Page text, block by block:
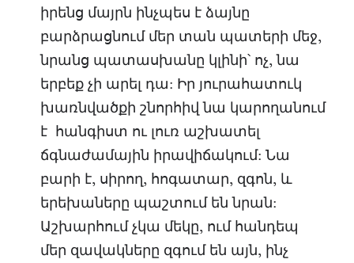
իրենց մայրն ինչպես է ձայնը
բարձրացնում մեր տան պատերի մեջ,
նրանց պատասխանը կլինի՝ ոչ, նա
երբեք չի արել դա: Իր յուրահատուկ
խառնվածքի շնորհիվ նա կարողանում
է հանգիստ ու լուռ աշխատել
ճգնաժամային իրավիճակում: Նա
բարի է, սիրող, հոգատար, զգոն, և
երեխաները պաշտում են նրան:
Աշխարհում չկա մեկը, ում հանդեպ
մեր զավակները զգում են այն, ինչ